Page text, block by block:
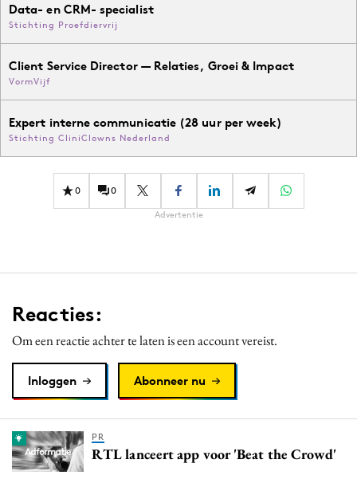
Data- en CRM- specialist
Stichting Proefdiervrij
Client Service Director — Relaties, Groei & Impact
VormVijf
Expert interne communicatie (28 uur per week)
Stichting CliniClowns Nederland
0 0
Advertentie
Reacties:
Om een reactie achter te laten is een account vereist.
Inloggen Abonneer nu
PR
RTL lanceert app voor 'Beat the Crowd'